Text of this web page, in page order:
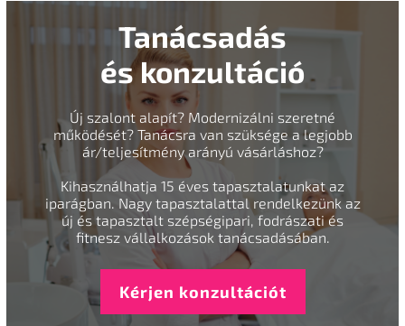
Tanácsadás
és konzultáció
Új szalont alapít? Modernizálni szeretné
működését? Tanácsra van szüksége a legjobb
ár/teljesítmény arányú vásárláshoz?
Kihasználhatja 15 éves tapasztalatunkat az
iparágban. Nagy tapasztalattal rendelkezünk az
új és tapasztalt szépségipari, fodrászati és
fitnesz vállalkozások tanácsadásában.
Kérjen konzultációt